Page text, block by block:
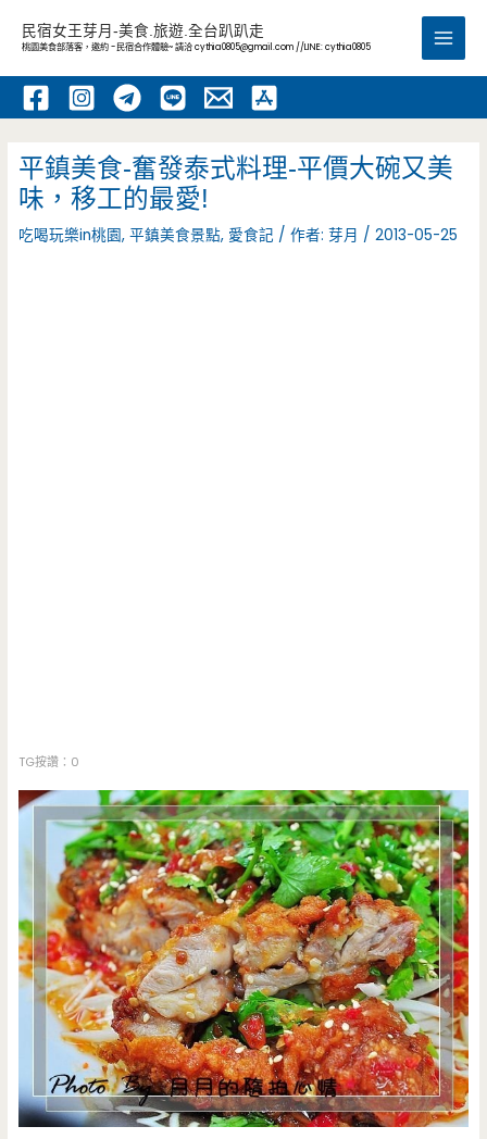
內
民宿女王芽月-美食.旅遊.全台趴趴走
桃園美食部落客，邀約 -民宿合作體驗~ 請洽cythia0805@gmail.com //LINE: cythia0805
Main
平鎮美食-奮發泰式料理-平價大碗又美
味，移工的最愛!
吃喝玩樂in桃園,平鎮美食景點, 愛食記 / 作者:芽月 /2013-05-25
TG按讚：0